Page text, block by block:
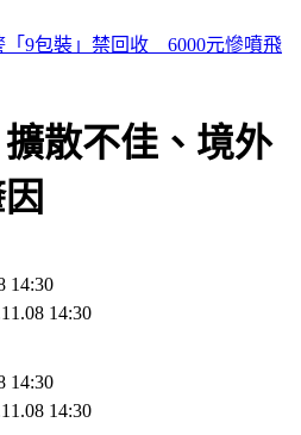
員：伊朗、阿曼預期很快達成協
散不佳、境外
14:30
14:30